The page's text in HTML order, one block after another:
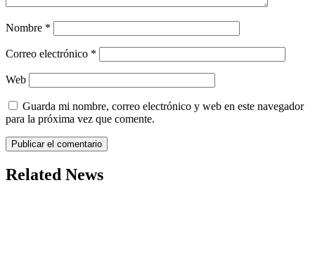
Nombre *
Correo electrónico *
Web
Guarda mi nombre, correo electrónico y web en este navegador
para la próxima vez que comente.
Related News